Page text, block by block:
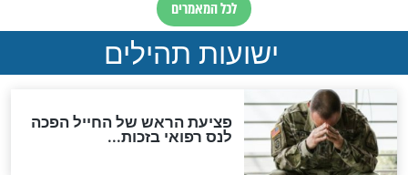
לכל המאמרים